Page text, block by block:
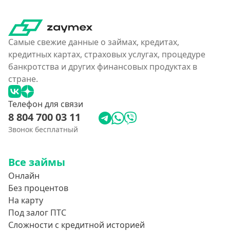
Самые свежие данные о займах, кредитах,
кредитных картах, страховых услугах, процедуре
банкротства и других финансовых продуктах в
стране.
Телефон для связи
8 804 700 03 11
Звонок бесплатный
Все займы
Онлайн
Без процентов
На карту
Под залог ПТС
Сложности с кредитной историей